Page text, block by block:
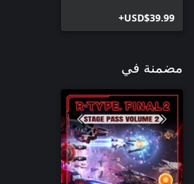
USD$39.99+
مضمنة في